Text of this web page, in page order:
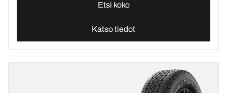
Etsi koko
Katso tiedot